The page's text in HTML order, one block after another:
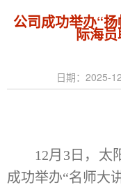
公司成功举办“
际海
日期：2025-
12月3日 ， 太
成功举办“名师大